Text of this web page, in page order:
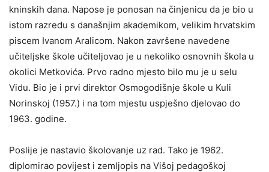
kninskih dana. Napose je ponosan na činjenicu da je bio u
istom razredu s današnjim akademikom, velikim hrvatskim
piscem Ivanom Aralicom. Nakon završene navedene
učiteljske škole učiteljovao je u nekoliko osnovnih škola u
okolici Metkovića. Prvo radno mjesto bilo mu je u selu
Vidu. Bio je i prvi direktor Osmogodišnje škole u Kuli
Norinskoj (1957.) i na tom mjestu uspješno djelovao do
1963. godine.
Poslije je nastavio školovanje uz rad. Tako je 1962.
diplomirao povijest i zemljopis na Višoj pedagoškoj